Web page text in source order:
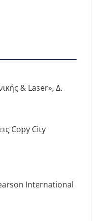
& Laser», Δ.
Copy City
International